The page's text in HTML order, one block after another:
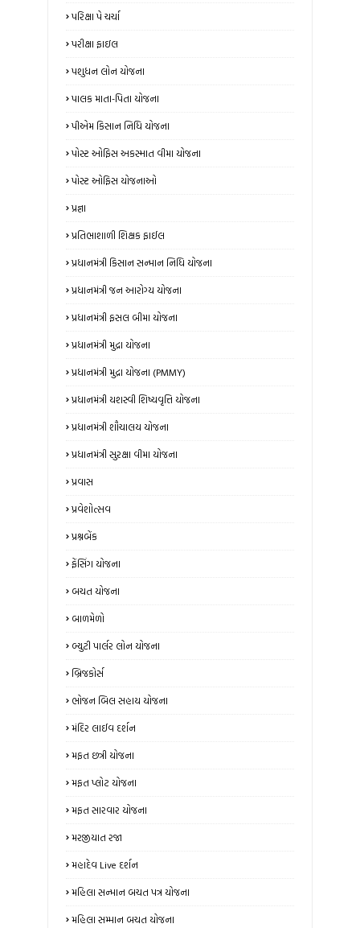
પરિક્ષા પે ચર્ચા
પરીક્ષા ફાઇલ
પશુધન લોન યોજના
પાલક માતા-પિતા યોજના
પીએમ કિસાન નિધિ યોજના
પોસ્ટ ઓફિસ અકસ્માત વીમા યોજના
પોસ્ટ ઓફિસ યોજનાઓ
પ્રજ્ઞા
પ્રતિભાશાળી શિક્ષક ફાઈલ
પ્રધાનમંત્રી કિસાન સન્માન નિધિ યોજના
પ્રધાનમંત્રી જન આરોગ્ય યોજના
પ્રધાનમંત્રી ફસલ બીમા યોજના
પ્રધાનમંત્રી મુદ્રા યોજના
પ્રધાનમંત્રી મુદ્રા યોજના (PMMY)
પ્રધાનમંત્રી યશસ્વી શિષ્યવૃત્તિ યોજના
પ્રધાનમંત્રી શૌચાલય યોજના
પ્રધાનમંત્રી સુરક્ષા વીમા યોજના
પ્રવાસ
પ્રવેશોત્સવ
પ્રશ્નબેંક
ફેંસિંગ યોજના
બચત યોજના
બાળમેળો
બ્યુટી પાર્લર લોન યોજના
બ્રિજકોર્સ
ભોજન બિલ સહાય યોજના
મંદિર લાઈવ દર્શન
મફત છત્રી યોજના
મફત પ્લોટ યોજના
મફત સારવાર યોજના
મરજીયાત રજા
મહાદેવ Live દર્શન
મહિલા સન્માન બચત પત્ર યોજના
મહિલા સમ્માન બચત યોજના